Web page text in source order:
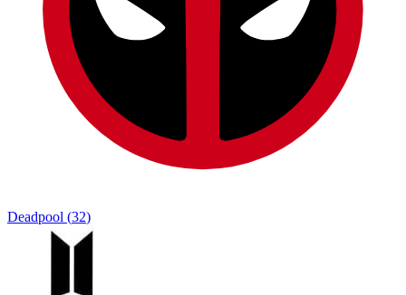
Deadpool (32)